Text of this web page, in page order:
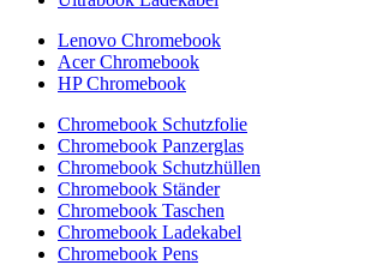
Lenovo Chromebook
Acer Chromebook
HP Chromebook
Chromebook Schutzfolie
Chromebook Panzerglas
Chromebook Schutzhüllen
Chromebook Ständer
Chromebook Taschen
Chromebook Ladekabel
Chromebook Pens